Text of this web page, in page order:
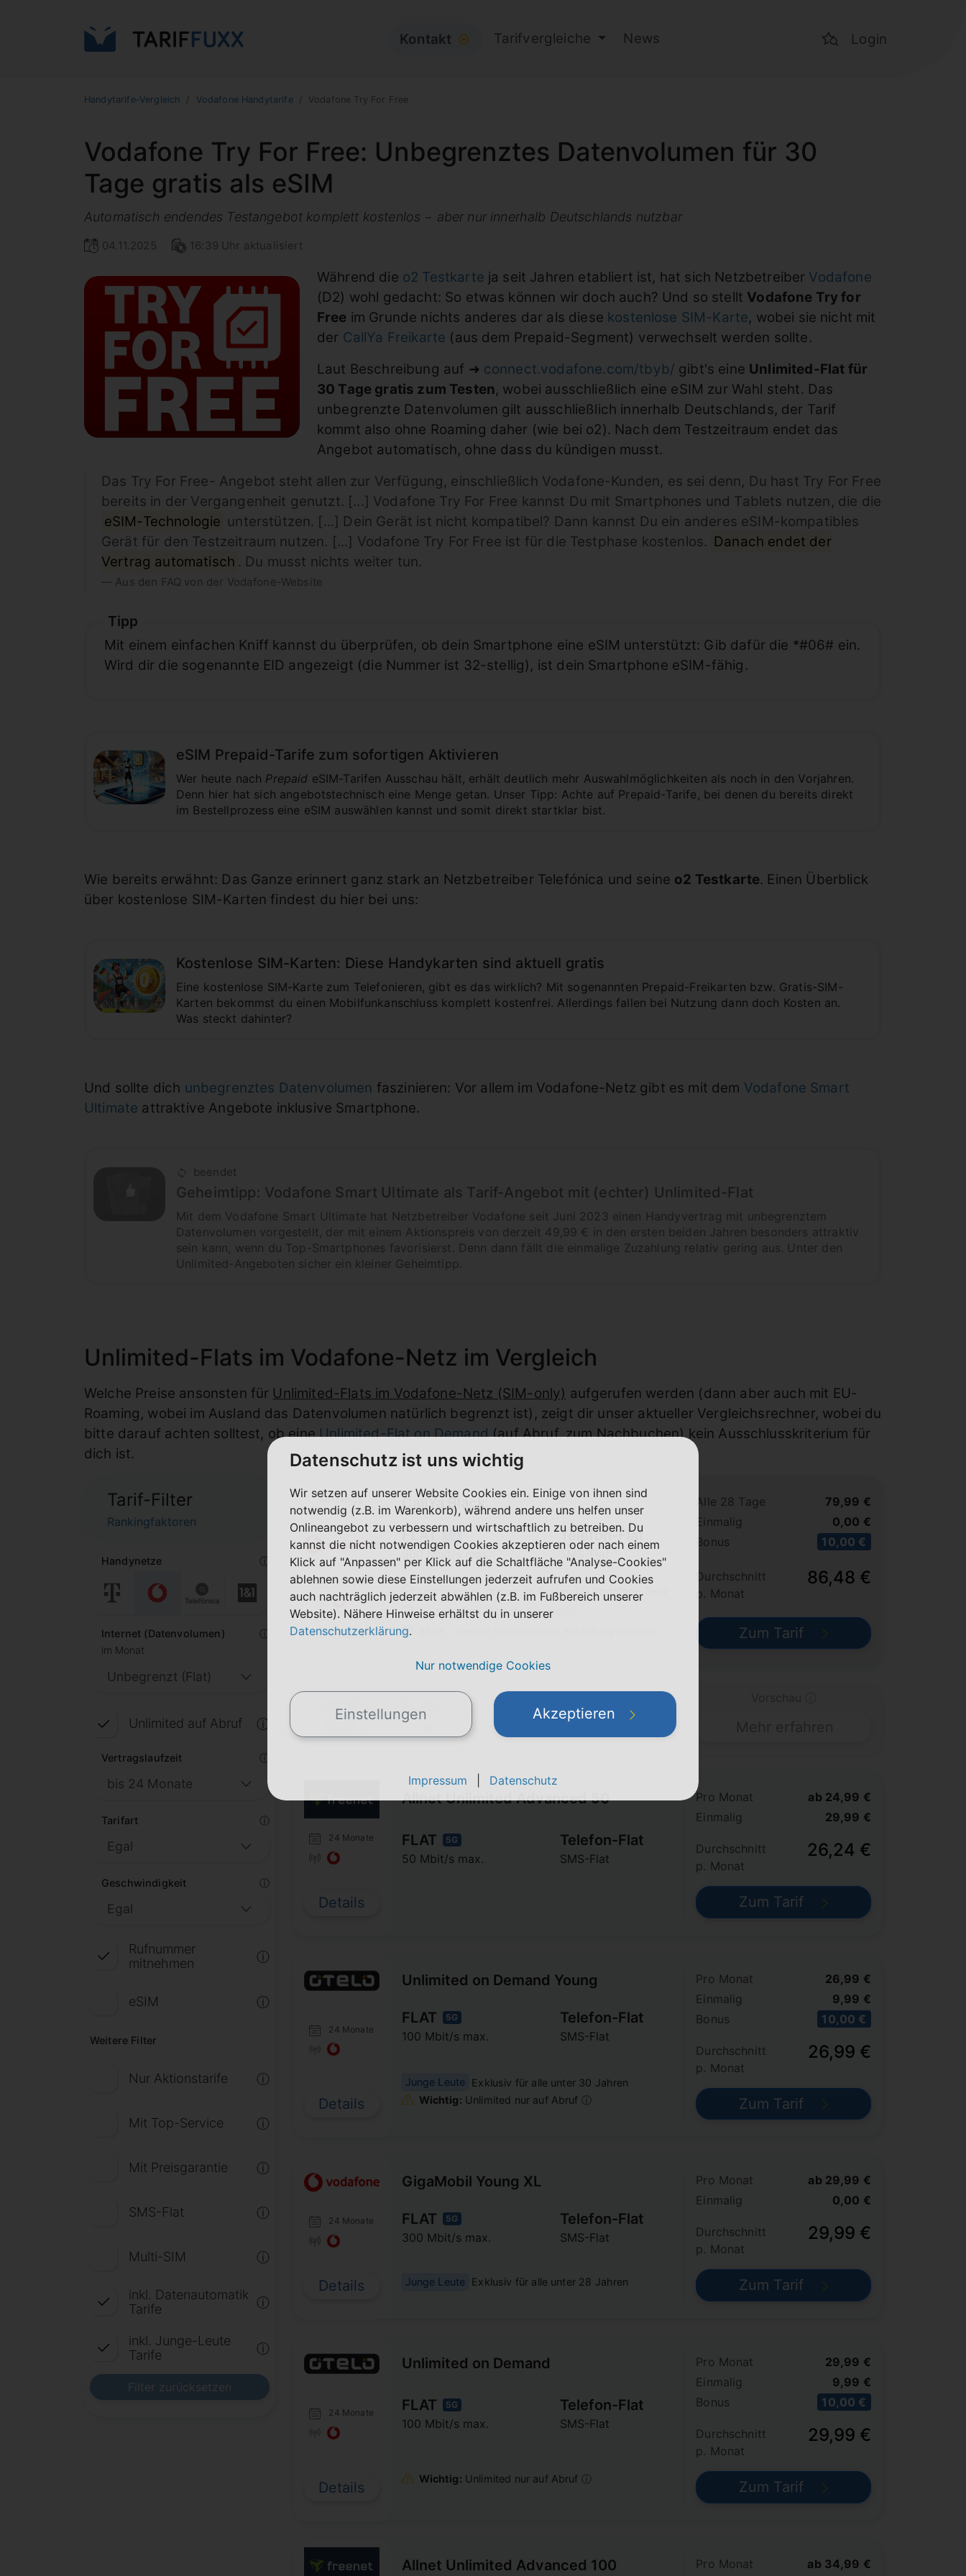
Kontakt ⦿ Tarifvergleiche News Login
Handytarife-Vergleich Vodafone Handytarife Vodafone Try For Free
Vodafone Try For Free: Unbegrenztes Datenvolumen für 30
Tage gratis als eSIM
Automatisch endendes Testangebot komplett kostenlos − aber nur innerhalb Deutschlands nutzbar
04.11.2025 16:39 Uhr aktualisiert
Während die o2 Testkarte ja seit Jahren etabliert ist, hat sich Netzbetreiber Vodafone
(D2) wohl gedacht: So etwas können wir doch auch? Und so stellt Vodafone Try for
Free im Grunde nichts anderes dar als diese kostenlose SIM-Karte, wobei sie nicht mit
der CallYa Freikarte (aus dem Prepaid-Segment) verwechselt werden sollte.
Laut Beschreibung auf ➜ connect.vodafone.com/tbyb/ gibt's eine Unlimited-Flat für
30 Tage gratis zum Testen, wobei ausschließlich eine eSIM zur Wahl steht. Das
unbegrenzte Datenvolumen gilt ausschließlich innerhalb Deutschlands, der Tarif
kommt also ohne Roaming daher (wie bei o2). Nach dem Testzeitraum endet das
Angebot automatisch, ohne dass du kündigen musst.
Das Try For Free- Angebot steht allen zur Verfügung, einschließlich Vodafone-Kunden, es sei denn, Du hast Try For Free
bereits in der Vergangenheit genutzt. [...] Vodafone Try For Free kannst Du mit Smartphones und Tablets nutzen, die die
eSIM-Technologie unterstützen. [...] Dein Gerät ist nicht kompatibel? Dann kannst Du ein anderes eSIM-kompatibles
Gerät für den Testzeitraum nutzen. [...] Vodafone Try For Free ist für die Testphase kostenlos. Danach endet der
Vertrag automatisch . Du musst nichts weiter tun.
Aus den FAQ von der Vodafone-Website
Tipp
Mit einem einfachen Kniff kannst du überprüfen, ob dein Smartphone eine eSIM unterstützt: Gib dafür die *#06# ein.
Wird dir die sogenannte EID angezeigt (die Nummer ist 32-stellig), ist dein Smartphone eSIM-fähig.
eSIM Prepaid-Tarife zum sofortigen Aktivieren
Wer heute nach Prepaid eSIM-Tarifen Ausschau hält, erhält deutlich mehr Auswahlmöglichkeiten als noch in den Vorjahren.
Denn hier hat sich angebotstechnisch eine Menge getan. Unser Tipp: Achte auf Prepaid-Tarife, bei denen du bereits direkt
im Bestellprozess eine eSIM auswählen kannst und somit direkt startklar bist.
Wie bereits erwähnt: Das Ganze erinnert ganz stark an Netzbetreiber Telefónica und seine o2 Testkarte. Einen Überblick
über kostenlose SIM-Karten findest du hier bei uns:
Kostenlose SIM-Karten: Diese Handykarten sind aktuell gratis
Eine kostenlose SIM-Karte zum Telefonieren, gibt es das wirklich? Mit sogenannten Prepaid-Freikarten bzw. Gratis-SIM-
Karten bekommst du einen Mobilfunkanschluss komplett kostenfrei. Allerdings fallen bei Nutzung dann doch Kosten an.
Was steckt dahinter?
Und sollte dich unbegrenztes Datenvolumen faszinieren: Vor allem im Vodafone-Netz gibt es mit dem Vodafone Smart
Ultimate attraktive Angebote inklusive Smartphone.
beendet
Geheimtipp: Vodafone Smart Ultimate als Tarif-Angebot mit (echter) Unlimited-Flat
Mit dem Vodafone Smart Ultimate hat Netzbetreiber Vodafone seit Juni 2023 einen Handyvertrag mit unbegrenztem
Datenvolumen vorgestellt, der mit einem Aktionspreis von derzeit 49,99 € in den ersten beiden Jahren besonders attraktiv
sein kann, wenn du Top-Smartphones favorisierst. Denn dann fällt die einmalige Zuzahlung relativ gering aus. Unter den
Unlimited-Angeboten sicher ein kleiner Geheimtipp.
Unlimited-Flats im Vodafone-Netz im Vergleich
Welche Preise ansonsten für Unlimited-Flats im Vodafone-Netz (SIM-only) aufgerufen werden (dann aber auch mit EU-
Roaming, wobei im Ausland das Datenvolumen natürlich begrenzt ist), zeigt dir unser aktueller Vergleichsrechner, wobei du
bitte darauf achten solltest, ob eineUnlimited-Flat on Demand(auf Abruf, zum Nachbuchen) kein Ausschlusskriterium für
dich ist.
Tarif-Filter
Rankingfaktoren
Handynetze ⓘ
Internet (Datenvolumen)
ⓘ
im Monat
Unlimited auf Abruf ⓘ
Vertragslaufzeit ⓘ
Tarifart ⓘ
Geschwindigkeit ⓘ
Rufnummer
mitnehmen
ⓘ
eSIM ⓘ
Weitere Filter
Nur Aktionstarife ⓘ
Mit Top-Service ⓘ
Mit Preisgarantie ⓘ
SMS-Flat ⓘ
Multi-SIM ⓘ
inkl. Datenautomatik
Tarife
ⓘ
inkl. Junge-Leute
Tarife
ⓘ
Filter zurücksetzen
Anzeige
28 Tage
Details
CallYa Black
FLAT
5G
300 Mbit/s max.
Telefon-Flat
SMS-Flat
Unlimitiertes Internet im besten 5G Vodafone-Netz
Prepaid-Tarif für volle Flexibilität
Alle 28 Tage
Einmalig
Bonus
79,99 €
0,00 €
10,00 €
Durchschnitt
p. Monat
86,48 €
Zum Tarif
FLAT
50 Mbit/s max.
Telefon-Flat
SMS-Flat
24 Monate
Details
Allnet Unlimited Advanced 50
FLAT 5G
50 Mbit/s max.
Telefon-Flat
SMS-Flat
Pro Monat
Einmalig
ab 24,99 €
29,99 €
Durchschnitt
p. Monat
26,24 €
Zum Tarif
24 Monate
Details
Unlimited on Demand Young
FLAT 5G
100 Mbit/s max.
Telefon-Flat
SMS-Flat
Junge Leute
Exklusiv für alle unter 30 Jahren
Wichtig: Unlimited nur auf Abruf ⓘ
Pro Monat
Einmalig
Bonus
26,99 €
9,99 €
10,00 €
Durchschnitt
p. Monat
26,99 €
Zum Tarif
24 Monate
Details
GigaMobil Young XL
FLAT 5G
300 Mbit/s max.
Telefon-Flat
SMS-Flat
Junge Leute Exklusiv für alle unter 28 Jahren
Pro Monat
Einmalig
ab 29,99 €
0,00 €
Durchschnitt
p. Monat
29,99 €
Zum Tarif
24 Monate
Details
Unlimited on Demand
FLAT 5G
100 Mbit/s max.
Telefon-Flat
SMS-Flat
Wichtig: Unlimited nur auf Abruf ⓘ
Pro Monat
Einmalig
Bonus
29,99 €
9,99 €
10,00 €
Durchschnitt
p. Monat
29,99 €
Zum Tarif
Allnet Unlimited Advanced 100 Pro Monat ab 34,99 €
Datenschutz ist uns wichtig
Wir setzen auf unserer Website Cookies ein. Einige von ihnen sind
notwendig (z.B. im Warenkorb), während andere uns helfen unser
Onlineangebot zu verbessern und wirtschaftlich zu betreiben. Du
kannst die nicht notwendigen Cookies akzeptieren oder nach einem
Klick auf "Anpassen" per Klick auf die Schaltfläche "Analyse-Cookies"
ablehnen sowie diese Einstellungen jederzeit aufrufen und Cookies
auch nachträglich jederzeit abwählen (z.B. im Fußbereich unserer
Website). Nähere Hinweise erhältst du in unserer
Datenschutzerklärung.
Nur notwendige Cookies
Einstellungen Akzeptieren
Impressum Datenschutz